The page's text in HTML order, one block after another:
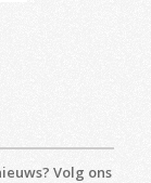
Volg ons